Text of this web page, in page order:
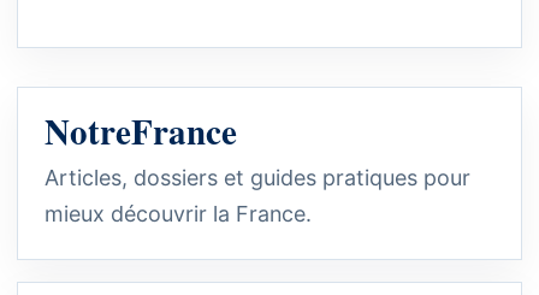
NotreFrance
Articles, dossiers et guides pratiques pour
mieux découvrir la France.